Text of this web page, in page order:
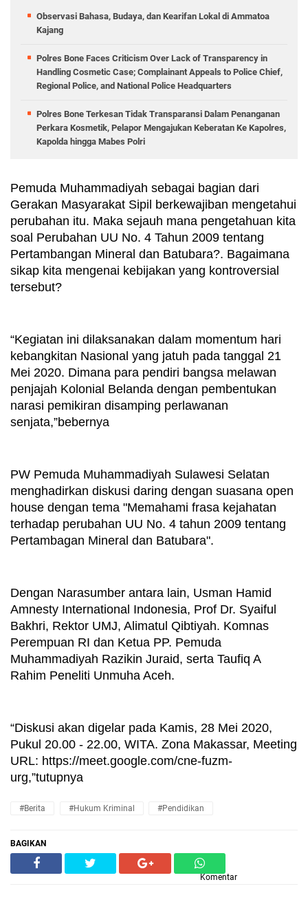
Observasi Bahasa, Budaya, dan Kearifan Lokal di Ammatoa
Kajang
Polres Bone Faces Criticism Over Lack of Transparency in
Handling Cosmetic Case; Complainant Appeals to Police Chief,
Regional Police, and National Police Headquarters
Polres Bone Terkesan Tidak Transparansi Dalam Penanganan
Perkara Kosmetik, Pelapor Mengajukan Keberatan Ke Kapolres,
Kapolda hingga Mabes Polri
Pemuda Muhammadiyah sebagai bagian dari
Gerakan Masyarakat Sipil berkewajiban mengetahui
perubahan itu. Maka sejauh mana pengetahuan kita
soal Perubahan UU No. 4 Tahun 2009 tentang
Pertambangan Mineral dan Batubara?. Bagaimana
sikap kita mengenai kebijakan yang kontroversial
tersebut?
“Kegiatan ini dilaksanakan dalam momentum hari
kebangkitan Nasional yang jatuh pada tanggal 21
Mei 2020. Dimana para pendiri bangsa melawan
penjajah Kolonial Belanda dengan pembentukan
narasi pemikiran disamping perlawanan
senjata,”bebernya
PW Pemuda Muhammadiyah Sulawesi Selatan
menghadirkan diskusi daring dengan suasana open
house dengan tema "Memahami frasa kejahatan
terhadap perubahan UU No. 4 tahun 2009 tentang
Pertambagan Mineral dan Batubara".
Dengan Narasumber antara lain, Usman Hamid
Amnesty International Indonesia, Prof Dr. Syaiful
Bakhri, Rektor UMJ, Alimatul Qibtiyah. Komnas
Perempuan RI dan Ketua PP. Pemuda
Muhammadiyah Razikin Juraid, serta Taufiq A
Rahim Peneliti Unmuha Aceh.
“Diskusi akan digelar pada Kamis, 28 Mei 2020,
Pukul 20.00 - 22.00, WITA. Zona Makassar, Meeting
URL: https://meet.google.com/cne-fuzm-
urg,”tutupnya
#Berita #hukum Kriminal #Pendidikan
BAGIKAN
Komentar